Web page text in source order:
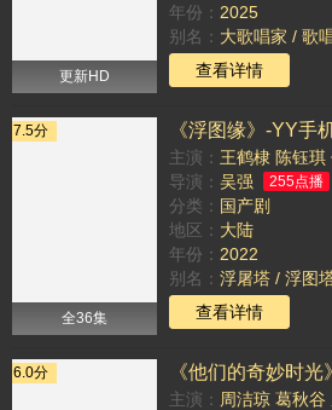
更新HD
年份： 2025
别名： 大歌唱家 / 歌唱家 /
TAG：
查看详情
7.5分
全36集
《浮图缘》-YY手
主演： 王鹤棣 陈钰琪
导演： 吴强 255点播
分类： 国产剧
地区： 大陆
年份： 2022
别名： 浮屠塔 / 浮图
TAG：
查看详情
6.0分 《他们的奇妙时
主演： 周洁琼 葛秋谷